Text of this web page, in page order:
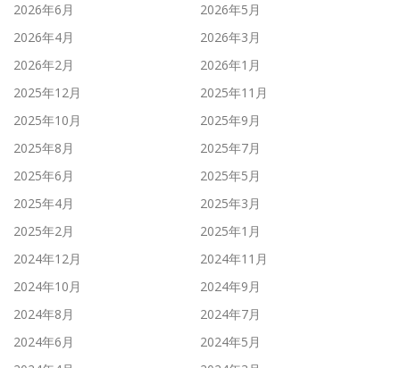
2026年6月
2026年5月
2026年4月
2026年3月
2026年2月
2026年1月
2025年12月
2025年11月
2025年10月
2025年9月
2025年8月
2025年7月
2025年6月
2025年5月
2025年4月
2025年3月
2025年2月
2025年1月
2024年12月
2024年11月
2024年10月
2024年9月
2024年8月
2024年7月
2024年6月
2024年5月